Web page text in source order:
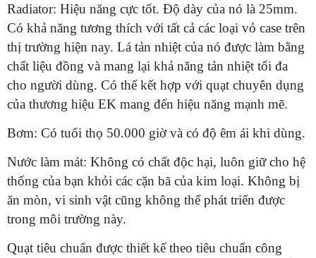
Radiator: Hiệu năng cực tốt. Độ dày của nó là 25mm.
Có khả năng tương thích với tất cả các loại vỏ case trên
thị trường hiện nay. Lá tản nhiệt của nó được làm bằng
chất liệu đồng và mang lại khả năng tản nhiệt tối đa
cho người dùng. Có thể kết hợp với quạt chuyên dụng
của thương hiệu EK mang đến hiệu năng mạnh mẽ.
Bơm: Có tuổi thọ 50.000 giờ và có độ êm ái khi dùng.
Nước làm mát: Không có chất độc hại, luôn giữ cho hệ
thống của bạn khỏi các cặn bã của kim loại. Không bị
ăn mòn, vi sinh vật cũng không thể phát triển được
trong môi trường này.
Quạt tiêu chuẩn được thiết kế theo tiêu chuẩn công